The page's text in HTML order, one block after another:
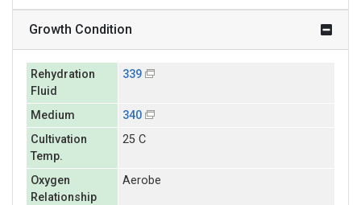
Growth Condition
Rehydration
Fluid
339
Medium
340
Cultivation
Temp.
25 C
Oxygen
Relationship
Aerobe